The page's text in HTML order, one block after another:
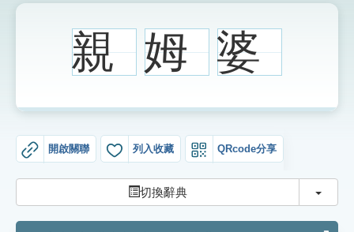
生字詞彙表
示
圖
親 姆 婆
開啟關聯 列入收藏 QRcode分享
切換辭典 切換